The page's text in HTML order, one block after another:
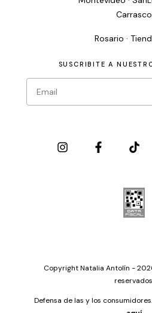
Carrasco
Rosario ·
SUSCRIBITE A
Copyright Natalia Antolín -
Defensa de las y los